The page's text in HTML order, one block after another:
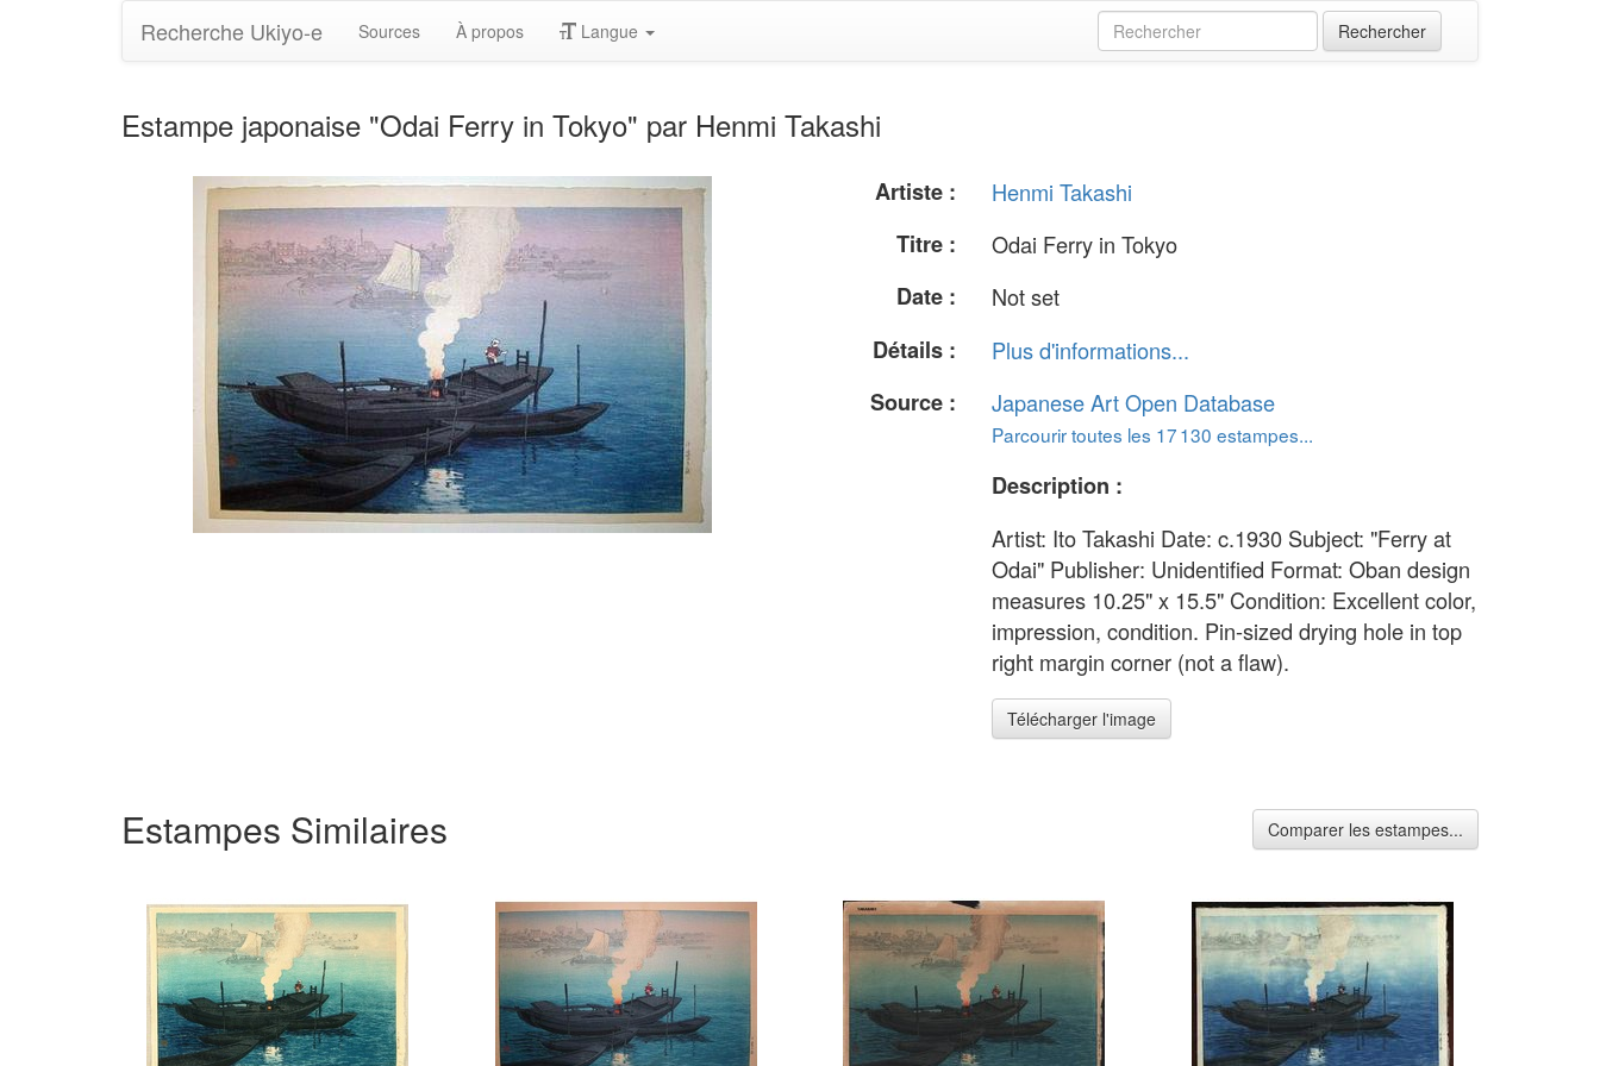
Recherche Ukiyo-e Sources À propos Langue
Estampe japonaise "Odai Ferry in Tokyo" par Henmi Takashi
Artiste :
Henmi Takashi
Titre :
Odai Ferry in Tokyo
Date :
Not set
Détails :
Plus d'informations...
Source :
Japanese Art Open Database
Parcourir toutes les 17 130 estampes...
Description :
Artist: Ito Takashi Date: c.1930 Subject: "Ferry at
Odai" Publisher: Unidentified Format: Oban design
measures 10.25" x 15.5" Condition: Excellent color,
impression, condition. Pin-sized drying hole in top
right margin corner (not a flaw).
Télécharger l'image
Estampes Similaires Comparer les estampes...